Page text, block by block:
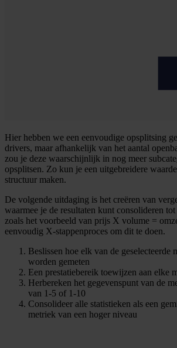
Hier hebben we een eenvoudige opsplitsing
drivers, maar afhankelijk van het aantal
zou je deze waarschijnlijk in nog meer
opsplitsen. Zo kun je een uitgebreidere
structuur maken.
De volgende uitdaging is het creëren van
waarmee je de resultaten kunt consolideren
zoals het voorbeeld van prijs X volume =
eenvoudig X-stappenproces om dit te doen.
Beslissen hoe elk van de geselecteerde
worden gemeten
Een prestatiebereik toewijzen aan elke
Herbereken het gegevenspunt van de
van 1-5 of 1-10
Consolideer alle statistieken als een
metriek van een hoger niveau